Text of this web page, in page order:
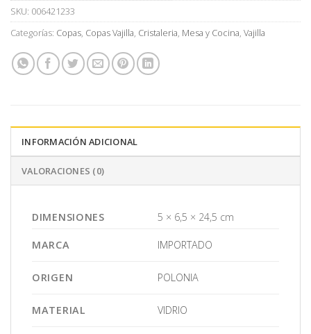
SKU: 006421233
Categorías: Copas, Copas Vajilla, Cristaleria, Mesa y Cocina, Vajilla
INFORMACIÓN ADICIONAL
VALORACIONES (0)
DIMENSIONES 5 × 6,5 × 24,5 cm
MARCA IMPORTADO
ORIGEN POLONIA
MATERIAL VIDRIO